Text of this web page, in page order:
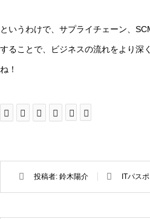
というわけで、サプライチェーン、
することで、ビジネスの流れをより深
ね！
投稿者: 鈴木陽介 ITパス